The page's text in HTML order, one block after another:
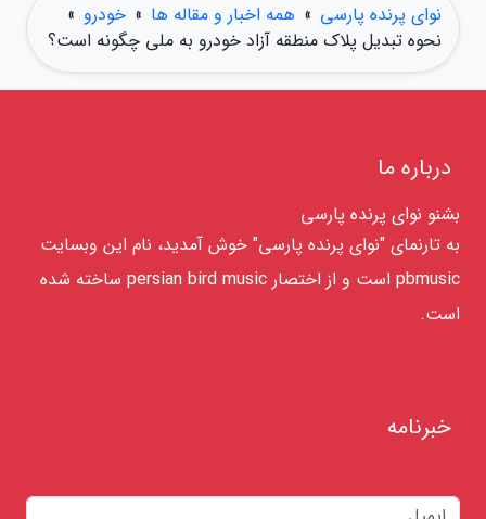
نوای پرنده پارسی » همه اخبار و مقاله ها » خودرو »
نحوه تبدیل پلاک منطقه آزاد خودرو به ملی چگونه است؟
درباره ما
بشنو نوای پرنده پارسی
به تارنمای "نوای پرنده پارسی" خوش آمدید، نام این وبسایت
pbmusic است و از اختصار persian bird music ساخته شده
است.
خبرنامه